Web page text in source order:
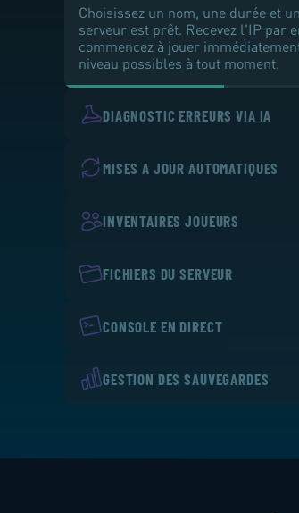
Choisissez un nom, une durée et
serveur est prêt. Recevez l'IP par
commencez à jouer
niveau possibles à tout moment.
DIAGNOSTIC ERREURS VIA IA
MISES A JOUR AUTOMATIQUES
INVENTAIRES JOUEURS
FICHIERS DU SERVEUR
CONSOLE EN DIRECT
GESTION DES SAUVEGARDES